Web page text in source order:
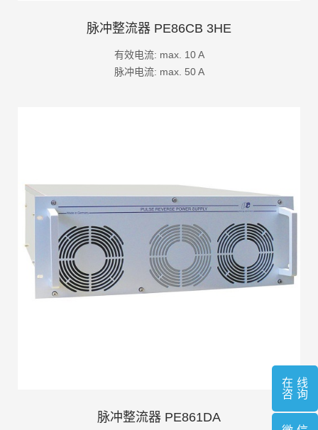
脉冲整流器 PE86CB 3HE
有效电流: max. 10 A
脉冲电流: max. 50 A
脉冲整流器 PE861DA
在线
咨询